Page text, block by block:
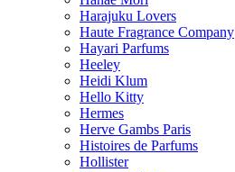
Harajuku Lovers
Haute Fragrance Company
Hayari Parfums
Heeley
Heidi Klum
Hello Kitty
Hermes
Herve Gambs Paris
Histoires de Parfums
Hollister